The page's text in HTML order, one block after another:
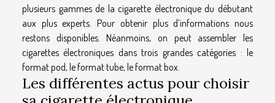
plusieurs gammes de la cigarette électronique du débutant
aux plus experts. Pour obtenir plus d’informations nous
restons disponibles. Néanmoins, on peut assembler les
cigarettes électroniques dans trois grandes catégories : le
format pod, le format tube, le format box.
Les différentes actus pour choisir